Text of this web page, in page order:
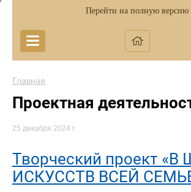
Перейти на полную версию
Главная
Проектная
25 декабря 2024 г.
Творческий проект
ИСКУССТВ ВСЕЙ